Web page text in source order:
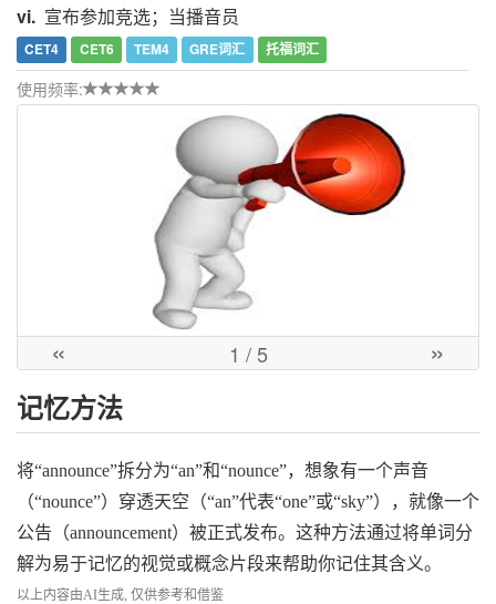
vi. 宣布参加竞选；当播音员
CET4 CET6 TEM4 GRE词汇 托福词汇
使用频率:
« 1 / 5 »
记忆方法
将“announce”拆分为“an”和“nounce”，想象有一个声音
（“nounce”）穿透天空（“an”代表“one”或“sky”），就像一个
公告（announcement）被正式发布。这种方法通过将单词分
解为易于记忆的视觉或概念片段来帮助你记住其含义。
以上内容由AI生成, 仅供参考和借鉴